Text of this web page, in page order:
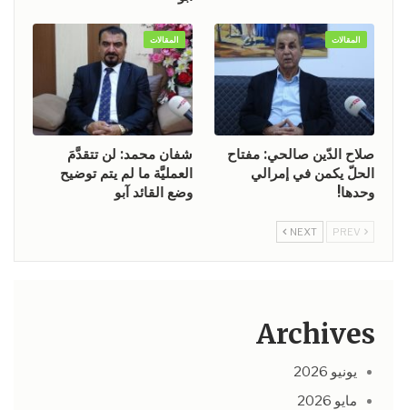
المقالات
صلاح الدّين صالحي: مفتاح
الحلّ يكمن في إمرالي
وحدها!
المقالات
شفان محمد: لن تتقدَّمَ
العمليَّة ما لم يتم توضيح
وضع القائد آبو
NEXT
Archives
يونيو 2026
مايو 2026